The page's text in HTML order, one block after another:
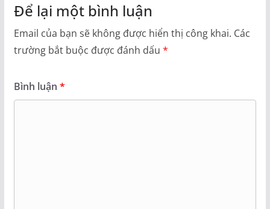
Để lại một bình luận
Email của bạn sẽ không được hiển thị công khai. Các
trường bắt buộc được đánh dấu *
Bình luận *